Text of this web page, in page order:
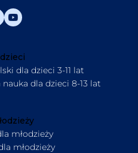
dla dzieci 3-11 lat
dla dzieci 8-13 lat
młodzieży
młodzieży